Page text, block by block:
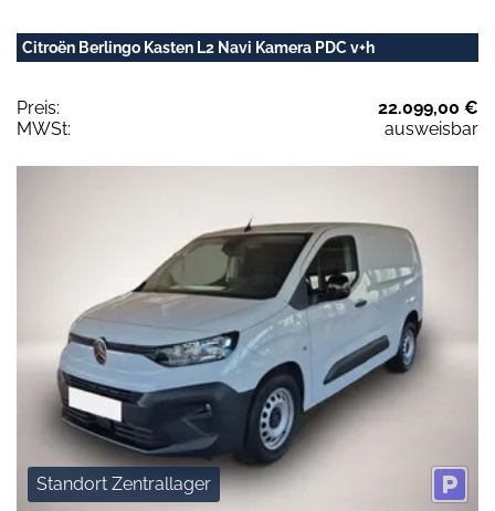
Citroën Berlingo Kasten L2 Navi Kamera PDC v+h
Preis:
22.099,00 €
MWSt:
ausweisbar
Standort Zentrallager